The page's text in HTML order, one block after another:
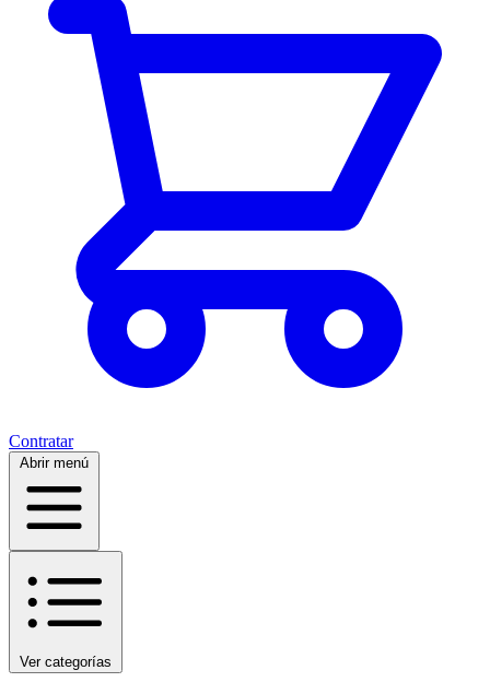
Contratar
Abrir menú
Ver categorías